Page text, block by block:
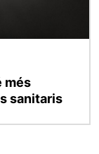
més
sanitaris